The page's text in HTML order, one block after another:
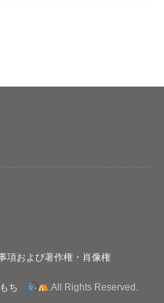
項および著作権・肖像権
もち .All Rights Reserved.